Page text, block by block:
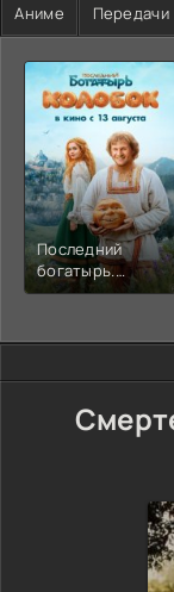
Аниме Передачи
Последний
богатырь.
Колобок (2026)